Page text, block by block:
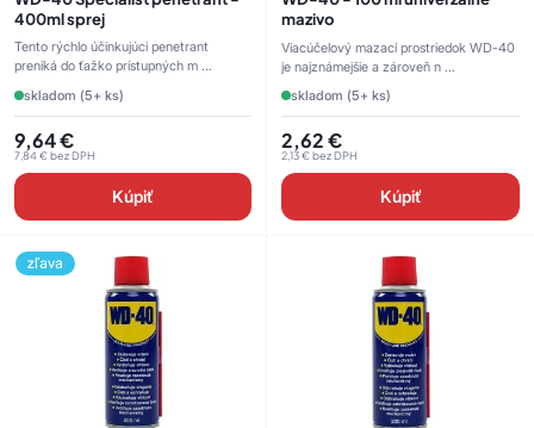
400ml sprej
Tento rýchlo účinkujúci penetrant
preniká do ťažko prístupných m ...
skladom (5+ ks)
9,64€
7,84 €bez DPH
Kúpiť
mazivo
Viacúčelový mazací prostriedok WD-40
je najznámejšie a zároveň n ...
skladom (5+ ks)
2,62€
2,13€bez DPH
Kúpiť
zľava